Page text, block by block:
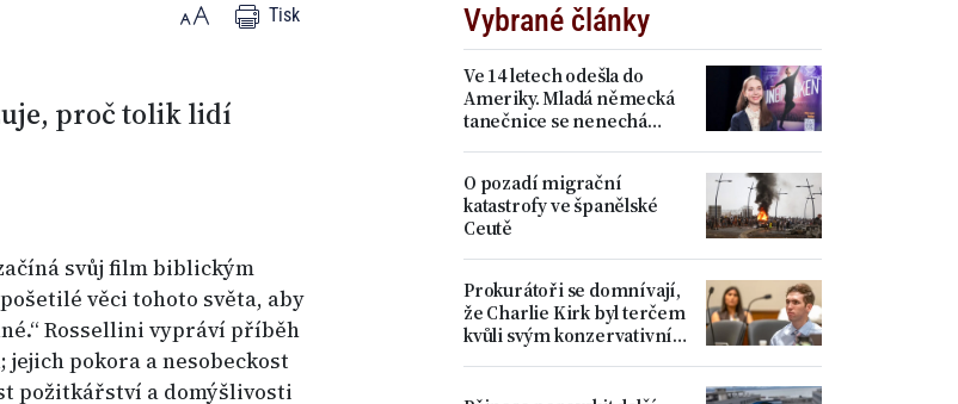
Tisk
proč tolik lidí
svůj film biblickým
věci tohoto světa, aby
Rossellini vypráví příběh
pokora a nesobeckost
požitkářství a domýšlivosti
Vybrané články
Ve 14 letech odešla do
Ameriky. Mladá německá
tanečnice se nenechá
O pozadí migrační
katastrofy ve španělské
Ceutě
Prokurátoři se domnívají,
že Charlie Kirk byl terčem
kvůli svým konzervativním